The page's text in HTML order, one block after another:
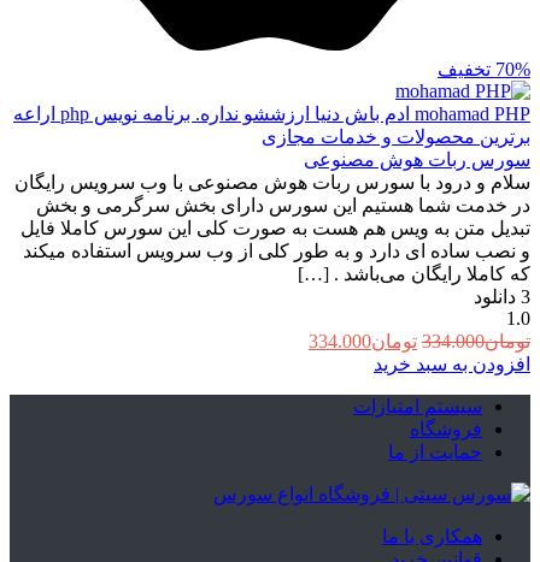
70% تخفیف
mohamad PHP
ادم باش دنیا ارزششو نداره. برنامه نویس php اراعه
برترین محصولات و خدمات مجازی
سورس ربات هوش مصنوعی
سلام و درود با سورس ربات هوش مصنوعی با وب سرویس رایگان
در خدمت شما هستیم این سورس دارای بخش سرگرمی و بخش
تبدیل متن به ویس هم هست به صورت کلی این سورس کاملا فایل
و نصب ساده ای دارد و به طور کلی از وب سرویس استفاده میکند
که کاملا رایگان می‌باشد . […]
3 دانلود
1.0
تومان334.000 قیمت
اصلی:
بود.
تومان334.000
افزودن به سبد خرید
سیستم امتیازات
فروشگاه
حمایت از ما
همکاری با ما